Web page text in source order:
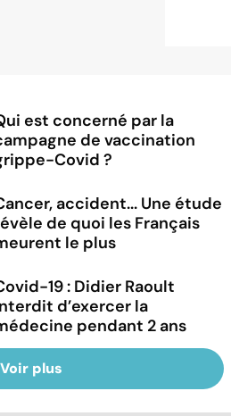
est concerné par la
de vaccination
Covid ?
accident... Une étude
de quoi les Français
le plus
19 : Didier Raoult
d’exercer la
pendant 2 ans
Voir plus